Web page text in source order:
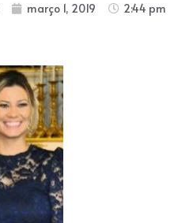
março 1, 2019
2:44 pm